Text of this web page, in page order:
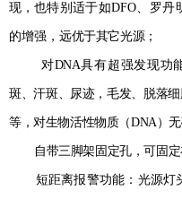
现， 也特别适于如DFO、罗丹
的增强， 远优于其它光源；
对DNA具有超强发现功
斑、汗斑、尿迹，毛发、脱落
等，对生物活性物质（DNA）无
自带三脚架固定孔，可固
短距离报警功能： 光源灯